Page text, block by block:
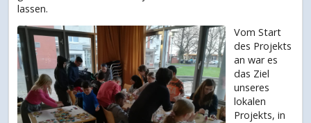
lassen.
Vom Start
des Projekts
an war es
das Ziel
unseres
lokalen
Projekts, in